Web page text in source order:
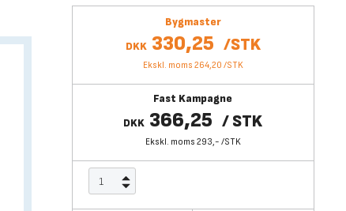
Bygmaster
DKK 330,25 /STK
Ekskl. moms 264,20 /STK
Fast Kampagne
DKK 366,25 /STK
Ekskl. moms 293,- /STK